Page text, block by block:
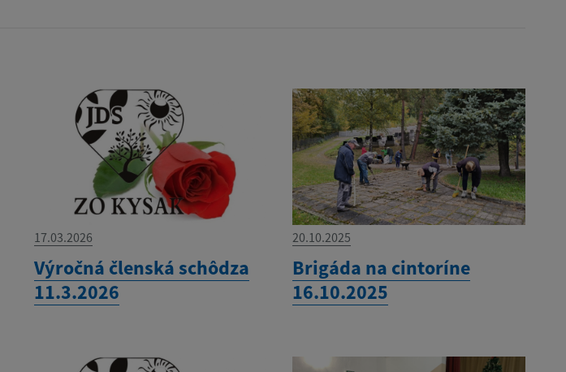
17.03.2026
Výročná členská schôdza
11.3.2026
20.10.2025
Brigáda na cintoríne
16.10.2025